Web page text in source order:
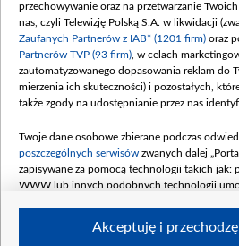
Dofinansowanie 48 862
Data podpisania umowy:
(wpłata grudzień 60,548 mln)
Dofinansowanie 900 000
Data podpisania umowy:
kwiecień 180 mln, 7 maja
czerwca 90 mln)
Dofinansowanie 250 000
4 sierpnia 250 mln
przechowywanie oraz na przetwarzanie
nas, czyli Telewizję Polską S.A. w likwidacji
Zaufanych Partnerów z IAB* (1201 firm) oraz
Partnerów TVP (93 firm) , w celach
zautomatyzowanego dopasowania reklam do
mierzenia ich skuteczności) i pozostałych,
także zgody na udostępnianie przez nas
Twoje dane osobowe zbierane podczas
poszczególnych serwisów zwanych dalej
zapisywane za pomocą technologii takich jak:
WWW lub innych podobnych technologii
Akceptuję i